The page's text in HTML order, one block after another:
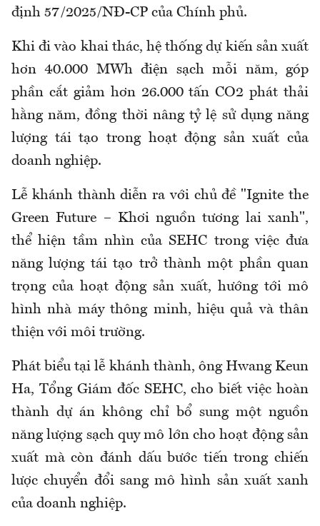
định 57/2025/NĐ-CP của Chính phủ.
Khi đi vào khai thác, hệ thống dự kiến sản xuất
hơn 40.000 MWh điện sạch mỗi năm, góp
phần cắt giảm hơn 26.000 tấn CO2 phát thải
hằng năm, đồng thời nâng tỷ lệ sử dụng năng
lượng tái tạo trong hoạt động sản xuất của
doanh nghiệp.
Lễ khánh thành diễn ra với chủ đề "Ignite the
Green Future – Khơi nguồn tương lai xanh",
thể hiện tầm nhìn của SEHC trong việc đưa
năng lượng tái tạo trở thành một phần quan
trọng của hoạt động sản xuất, hướng tới mô
hình nhà máy thông minh, hiệu quả và thân
thiện với môi trường.
Phát biểu tại lễ khánh thành, ông Hwang Keun
Ha, Tổng Giám đốc SEHC, cho biết việc hoàn
thành dự án không chỉ bổ sung một nguồn
năng lượng sạch quy mô lớn cho hoạt động sản
xuất mà còn đánh dấu bước tiến trong chiến
lược chuyển đổi sang mô hình sản xuất xanh
của doanh nghiệp.